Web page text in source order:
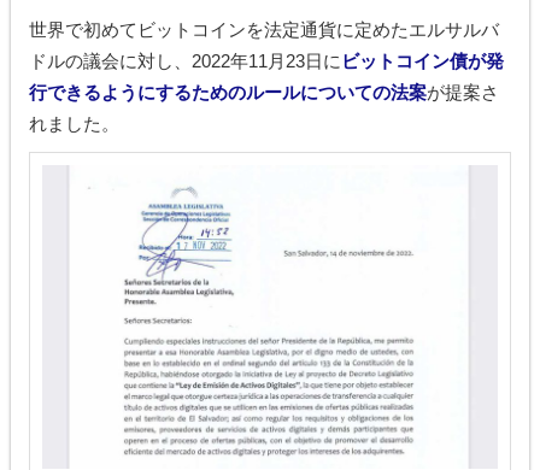
世界で初めてビットコインを法定通貨に定めたエルサルバ
ドルの議会に対し、2022年11月23日に ビットコイン債が発
行できるようにするためのルールについての法案が提案さ
れました。